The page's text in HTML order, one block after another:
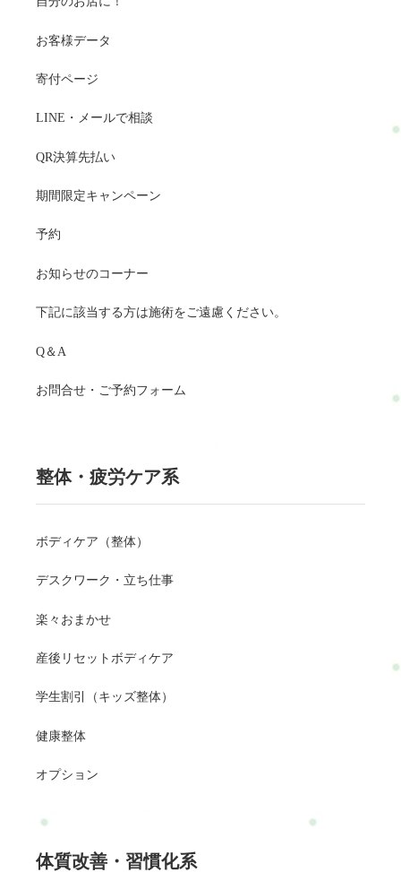
お客様データ
寄付ページ
LINE・メールで相談
QR決算先払い
期間限定キャンペーン
予約
お知らせのコーナー
下記に該当する方は施術をご遠慮ください。
Q＆A
お問合せ・ご予約フォーム
整体・疲労ケア系
ボディケア（整体）
デスクワーク・立ち仕事
楽々おまかせ
産後リセットボディケア
学生割引（キッズ整体）
健康整体
オプション
体質改善・習慣化系